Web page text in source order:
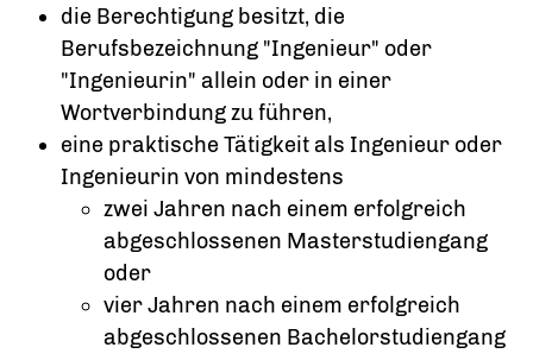
die Berechtigung besitzt, die
Berufsbezeichnung "Ingenieur" oder
"Ingenieurin" allein oder in einer
Wortverbindung zu führen,
eine praktische Tätigkeit als Ingenieur oder
Ingenieurin von mindestens
zwei Jahren nach einem erfolgreich
abgeschlossenen Masterstudiengang
oder
vier Jahren nach einem erfolgreich
abgeschlossenen Bachelorstudiengang